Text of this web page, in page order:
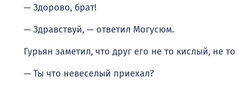
— Здорово, брат!
— Здравствуй, — ответил Могусюм.
Гурьян заметил, что друг его не то кислый, не
— Ты что невеселый приехал?